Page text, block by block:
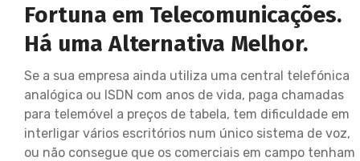
Fortuna em Telecomunicações.
Há uma Alternativa Melhor.
Se a sua empresa ainda utiliza uma central telefónica
analógica ou ISDN com anos de vida, paga chamadas
para telemóvel a preços de tabela, tem dificuldade em
interligar vários escritórios num único sistema de voz,
ou não consegue que os comerciais em campo tenham